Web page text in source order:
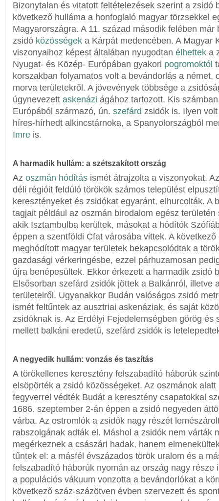
Bizonytalan és vitatott feltételezések szerint a zsidó
következő hulláma a honfoglaló magyar törzsekkel
Magyarországra. A 11. század második felében már
zsidó közösségek a Kárpát medencében. A Magyar
viszonyaihoz képest általában nyugodtan élhettek a
Nyugat- és Közép- Európában gyakori pogromoktól
korszakban folyamatos volt a bevándorlás a német,
morva területekről. A jövevények többsége a
úgynevezett askenázi ágához tartozott. Kis
Európából származó, ún. szefárd zsidók is. Ilyen
híres-hírhedt alkincstárnoka, a Spanyolországból
Imre is.
A harmadik hullám: a szétszakított ország
Az oszmán hódítás ismét átrajzolta a viszonyokat.
déli régióit feldúló törökök számos települést
keresztényeket és zsidókat egyaránt, elhurcolták. A
tagjait például az oszmán birodalom egész területén
akik Isztambulba kerültek, másokat a hódítók
éppen a szentföldi Cfat városába vittek. A
meghódított magyar területek bekapcsolódtak a
gazdasági vérkeringésbe, ezzel párhuzamosan
újra benépesültek. Ekkor érkezett a harmadik zsidó
Elsősorban szefárd zsidók jöttek a Balkánról, illetve
területeiről. Ugyanakkor Budán valóságos zsidó
ismét feltűntek az ausztriai askenáziak, és saját
zsidóknak is. Az Erdélyi Fejedelemségben görög és
mellett balkáni eredetű, szefárd zsidók is
A negyedik hullám: vonzás és taszítás
A törökellenes keresztény felszabadító háborúk
elsöpörték a zsidó közösségeket. Az oszmánok
fegyverrel védték Budát a keresztény csapatokkal
1686. szeptember 2-án éppen a zsidó negyeden
várba. Az ostromlók a zsidók nagy részét
rabszolgának adták el. Máshol a zsidók nem várták
megérkeznek a császári hadak, hanem
tűntek el: a másfél évszázados török uralom és a
felszabadító háborúk nyomán az ország nagy része
a populációs vákuum vonzotta a bevándorlókat a
következő száz-százötven évben szervezett és